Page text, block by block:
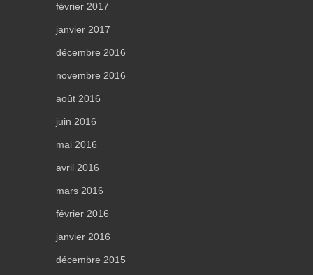
février 2017
janvier 2017
décembre 2016
novembre 2016
août 2016
juin 2016
mai 2016
avril 2016
mars 2016
février 2016
janvier 2016
décembre 2015